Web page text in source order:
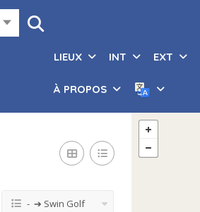
LIEUX INT EXT
À PROPOS
- ➔ Swin Golf